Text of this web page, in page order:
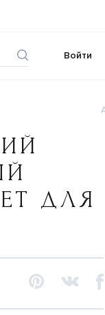
Войти
ДЛЯ